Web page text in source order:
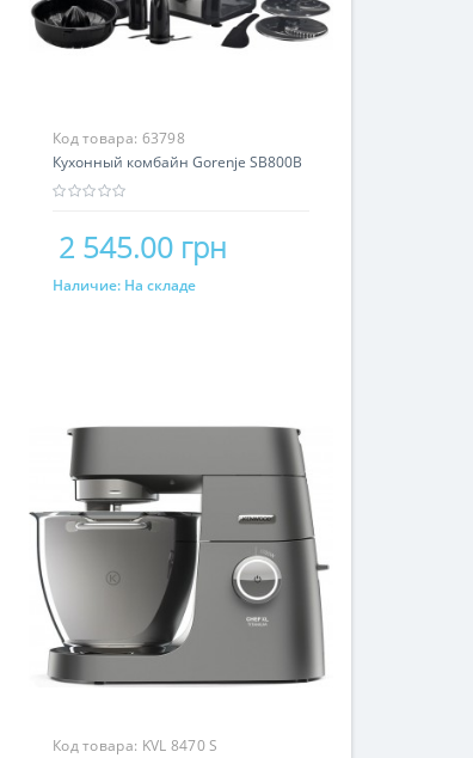
Код товара: 63798
Кухонный комбайн Gorenje SB800B
2 545.00 грн
Купить
Наличие: На складе
Код товара: KVL 8470 S